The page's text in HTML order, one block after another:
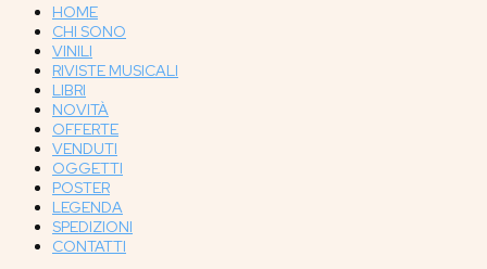
HOME
CHI SONO
VINILI
RIVISTE MUSICALI
LIBRI
NOVITÀ
OFFERTE
VENDUTI
OGGETTI
POSTER
LEGENDA
SPEDIZIONI
CONTATTI